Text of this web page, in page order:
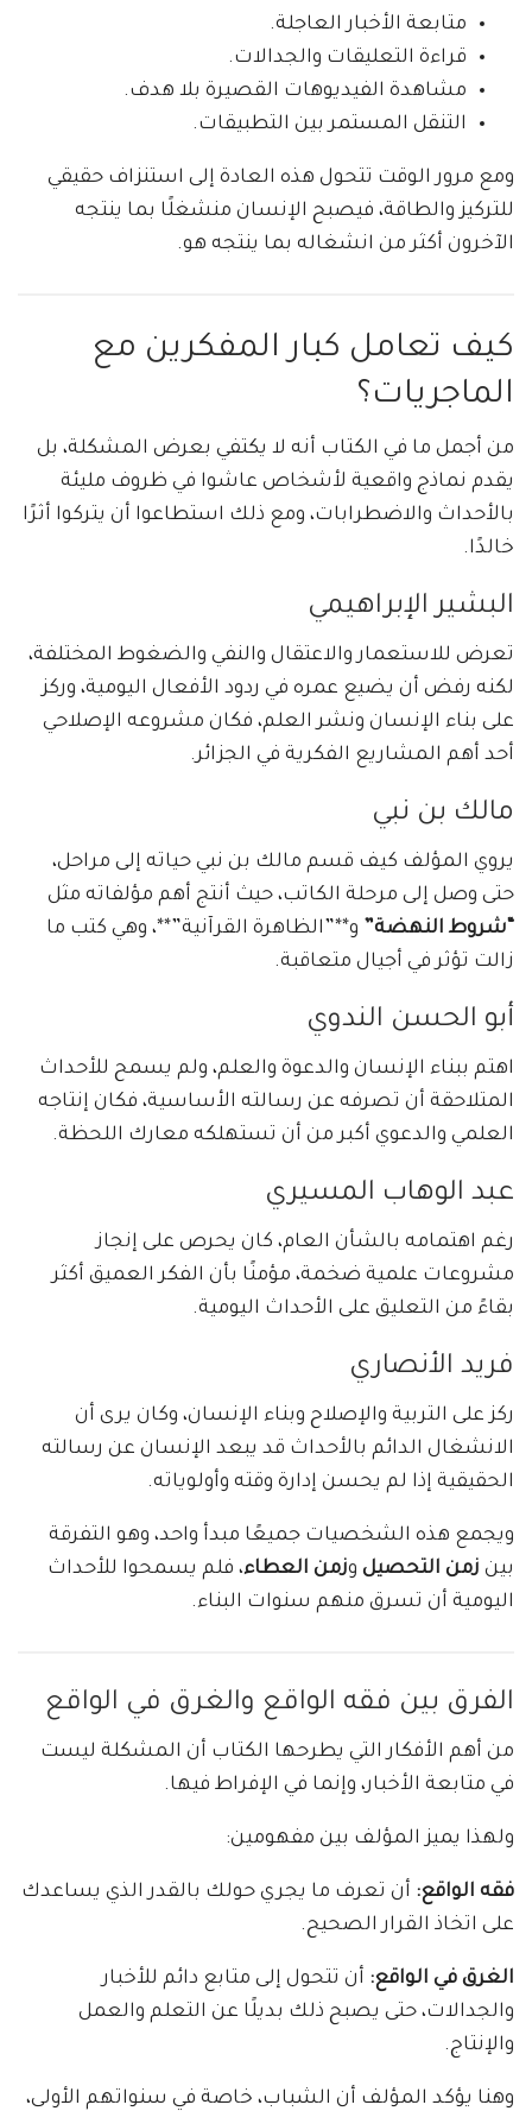
متابعة الأخبار العاجلة.
قراءة التعليقات والجدالات.
مشاهدة الفيديوهات القصيرة بلا هدف.
التنقل المستمر بين التطبيقات.
ومع مرور الوقت تتحول هذه العادة إلى استنزاف حقيقي
للتركيز والطاقة، فيصبح الإنسان منشغلًا بما ينتجه
الآخرون أكثر من انشغاله بما ينتجه هو.
كيف تعامل كبار المفكرين مع
الماجريات؟
من أجمل ما في الكتاب أنه لا يكتفي بعرض المشكلة، بل
يقدم نماذج واقعية لأشخاص عاشوا في ظروف مليئة
بالأحداث والاضطرابات، ومع ذلك استطاعوا أن يتركوا أثرًا
خالدًا.
البشير الإبراهيمي
تعرض للاستعمار والاعتقال والنفي والضغوط المختلفة،
لكنه رفض أن يضيع عمره في ردود الأفعال اليومية، وركز
على بناء الإنسان ونشر العلم، فكان مشروعه الإصلاحي
أحد أهم المشاريع الفكرية في الجزائر.
مالك بن نبي
يروي المؤلف كيف قسم مالك بن نبي حياته إلى مراحل،
حتى وصل إلى مرحلة الكاتب، حيث أنتج أهم مؤلفاته مثل
“شروط النهضة” و**”الظاهرة القرآنية”**، وهي كتب ما
زالت تؤثر في أجيال متعاقبة.
أبو الحسن الندوي
اهتم ببناء الإنسان والدعوة والعلم، ولم يسمح للأحداث
المتلاحقة أن تصرفه عن رسالته الأساسية، فكان إنتاجه
العلمي والدعوي أكبر من أن تستهلكه معارك اللحظة.
عبد الوهاب المسيري
رغم اهتمامه بالشأن العام، كان يحرص على إنجاز
مشروعات علمية ضخمة، مؤمنًا بأن الفكر العميق أكثر
بقاءً من التعليق على الأحداث اليومية.
فريد الأنصاري
ركز على التربية والإصلاح وبناء الإنسان، وكان يرى أن
الانشغال الدائم بالأحداث قد يبعد الإنسان عن رسالته
الحقيقية إذا لم يحسن إدارة وقته وأولوياته.
ويجمع هذه الشخصيات جميعًا مبدأ واحد، وهو التفرقة
بين زمن التحصيل وزمن العطاء، فلم يسمحوا للأحداث
اليومية أن تسرق منهم سنوات البناء.
الفرق بين فقه الواقع والغرق في الواقع
من أهم الأفكار التي يطرحها الكتاب أن المشكلة ليست
في متابعة الأخبار، وإنما في الإفراط فيها.
ولهذا يميز المؤلف بين مفهومين:
فقه الواقع: أن تعرف ما يجري حولك بالقدر الذي يساعدك
على اتخاذ القرار الصحيح.
الغرق في الواقع: أن تتحول إلى متابع دائم للأخبار
والجدالات، حتى يصبح ذلك بديلًا عن التعلم والعمل
والإنتاج.
وهنا يؤكد المؤلف أن الشباب، خاصة في سنواتهم الأولى،